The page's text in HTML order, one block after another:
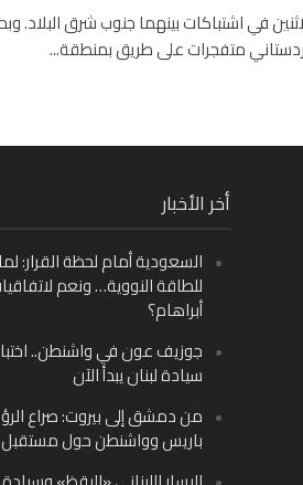
الاثنين في اشتباكات بينهما جنوب شرق البلاد.
متفجرات على طريق بمنطقة...
أخر الأخبار
السعودية أمام لحظة القرار:
للطاقة النووية… ونعم
أبراهام؟
جوزيف عون في واشنطن..
سيادة لبنان يبدأ الآن
من دمشق إلى بيروت: صراع
باريس وواشنطن حول مستقبل